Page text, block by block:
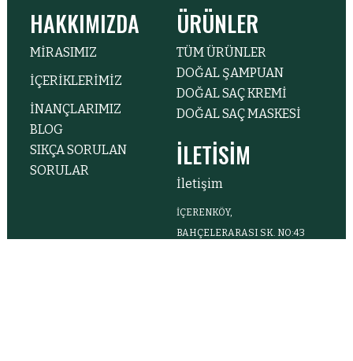
HAKKIMIZDA
MİRASIMIZ
İÇERİKLERİMİZ
İNANÇLARIMIZ
BLOG
SIKÇA SORULAN
SORULAR
ÜRÜNLER
TÜM ÜRÜNLER
DOĞAL ŞAMPUAN
DOĞAL SAÇ KREMİ
DOĞAL SAÇ MASKESİ
İLETİSİM
İletişim
İÇERENKÖY,
BAHÇELERARASI SK. NO:43